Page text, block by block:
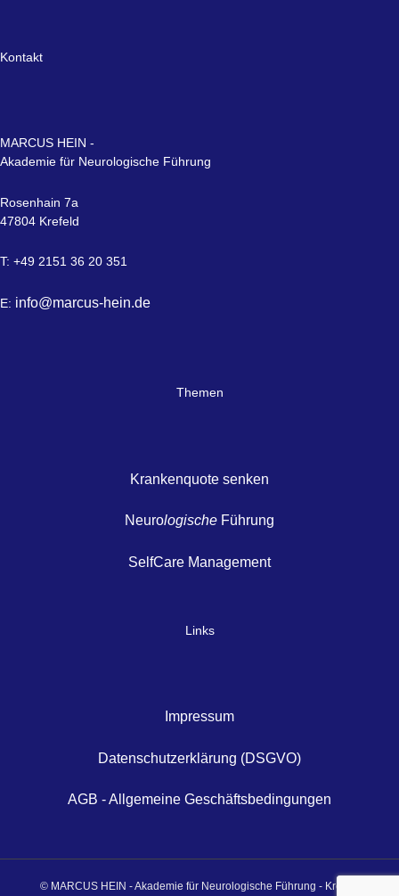
Kontakt
MARCUS HEIN -
Akademie für Neurologische Führung
Rosenhain 7a
47804 Krefeld
T: +49 2151 36 20 351
E: info@marcus-hein.de
Themen
Krankenquote senken
Neurologische Führung
SelfCare Management
Links
Impressum
Datenschutzerklärung (DSGVO)
AGB - Allgemeine Geschäftsbedingungen
© MARCUS HEIN - Akademie für Neurologische Führung - Krefeld